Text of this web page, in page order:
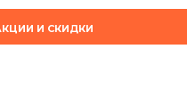
И СКИДКИ